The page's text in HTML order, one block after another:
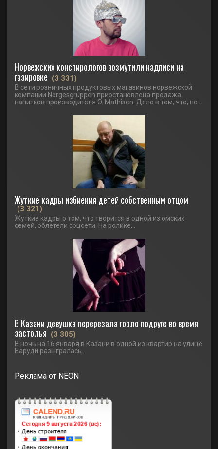
Норвежских конспирологов возмутили надписи на
газировке (3 331)
В сети розничных продуктовых магазинов норвежской
компании Norgesgruppen приостановлена продажа
напитков производителя O. Mathisen. Дело в том, что, по...
Жуткие кадры избиения детей собственным отцом
(3 321)
Жуткие кадры о том, что творится в одной из омских
семей, облетели соцсети. На ролике,...
В Казани девушка перерезала горло подруге во время
застолья (3 305)
В ночь на 16 января в Казани в одной из квартир на улице
Баруди разыгралась...
Реклама от NEON